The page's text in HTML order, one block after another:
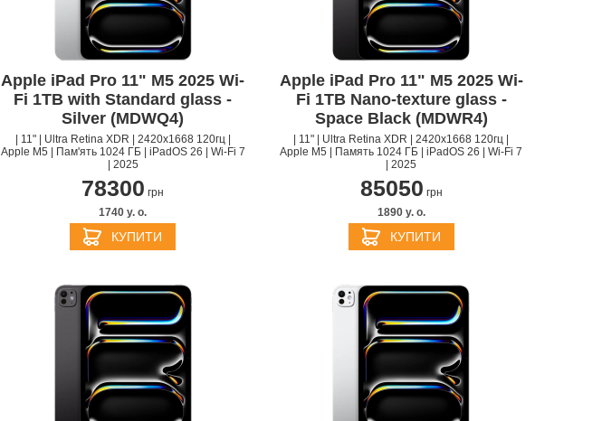
Apple iPad Pro 11" M5 2025 Wi-
Fi 1TB with Standard glass -
Silver (MDWQ4)
| 11" | Ultra Retina XDR | 2420x1668 120гц |
Apple M5 | Пам'ять 1024 ГБ | iPadOS 26 | Wi-Fi 7
| 2025
78300 грн
1740 y. о.
КУПИТИ
Apple iPad Pro 11" M5 2025 Wi-
Fi 1TB Nano-texture glass -
Space Black (MDWR4)
| 11" | Ultra Retina XDR | 2420x1668 120гц |
Apple M5 | Память 1024 ГБ | iPadOS 26 | Wi-Fi 7
| 2025
85050 грн
1890 y. о.
КУПИТИ